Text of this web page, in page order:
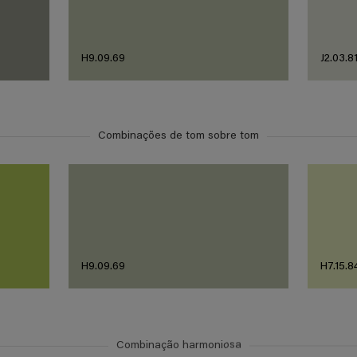
H9.09.69
Combinações de tom sobre tom
H9.09.69
Combinação harmoniosa